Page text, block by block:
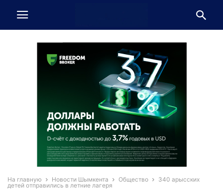
На главную Новости Шымкента Общество
340 арысских
детей отправились в летние лагеря